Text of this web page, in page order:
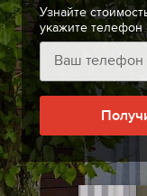
Узнайте
укажите телефон